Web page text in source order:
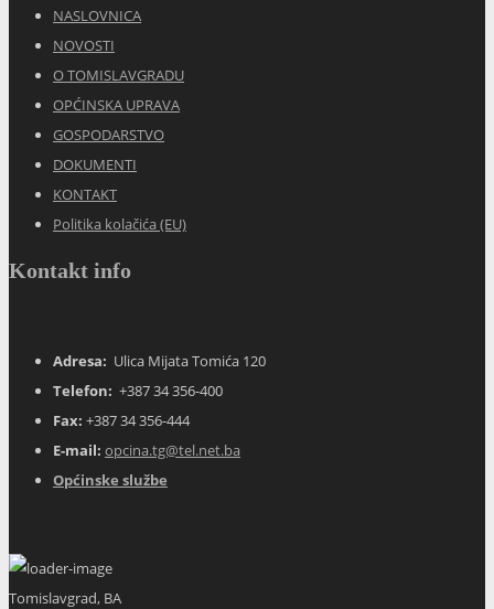
NASLOVNICA
NOVOSTI
O TOMISLAVGRADU
OPĆINSKA UPRAVA
GOSPODARSTVO
DOKUMENTI
KONTAKT
Politika kolačića (EU)
Kontakt info
Adresa: Ulica Mijata Tomića 120
Telefon: +387 34 356-400
Fax: +387 34 356-444
E-mail: opcina.tg@tel.net.ba
Općinske službe
Tomislavgrad, BA